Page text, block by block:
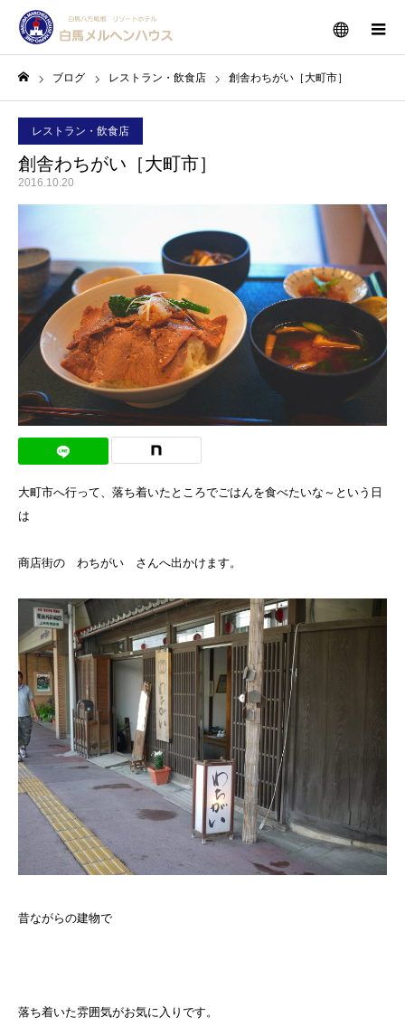
メニュー
ブログ レストラン・飲食店 創舎わちがい［大町市］
レストラン・飲食店
創舎わちがい［大町市］
2016.10.20
大町市へ行って、落ち着いたところでごはんを食べたいな～という日
は
商店街の わちがい さんへ出かけます。
昔ながらの建物で
落ち着いた雰囲気がお気に入りです。